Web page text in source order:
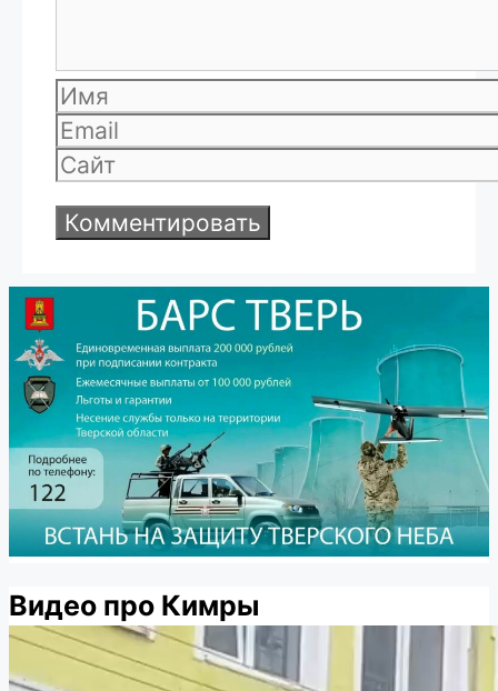
Имя
Email
Сайт
Видео про Кимры